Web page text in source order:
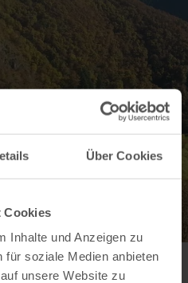
Über Cookies
Cookies
Inhalte und Anzeigen zu
für soziale Medien anbieten
unsere Website zu
öffnen